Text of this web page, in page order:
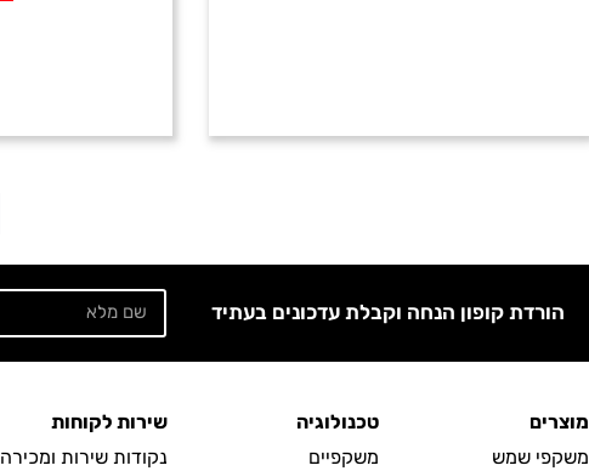
הורדת קופון הנחה וקבלת עדכונים בעתיד
מוצרים
משקפי שמש
טכנולוגיה
משקפיים
שירות לקוחות
נקודות שירות ומכירה